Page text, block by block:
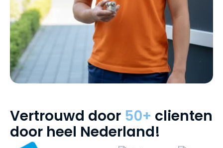
Vertrouwd door 50+ clienten
door heel Nederland!